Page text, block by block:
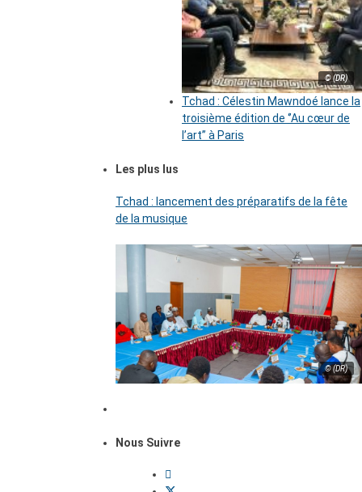
© (DR)
Tchad : Célestin Mawndoé lance la
troisième édition de ‘’Au cœur de
l’art’’ à Paris
Les plus lus
Tchad : lancement des préparatifs de la fête
de la musique
© (DR)
Nous Suivre